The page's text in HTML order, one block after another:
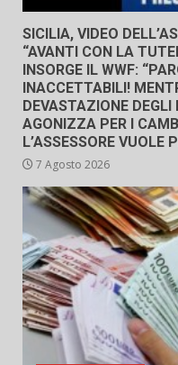
SICILIA, VIDEO
“AVANTI CON LA
INSORGE IL WWF:
INACCETTABILI!
DEVASTAZIONE
AGONIZZA PER I
L’ASSESSORE VUOLE
7 Agosto 2026